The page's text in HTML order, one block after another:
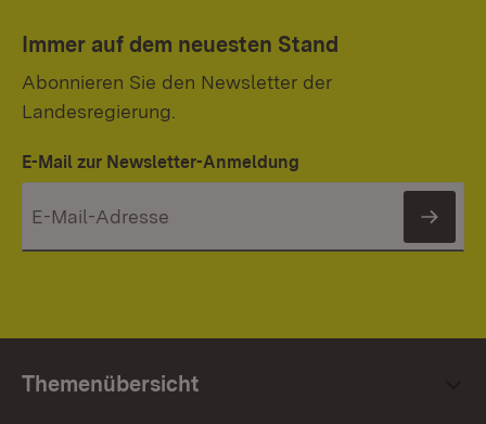
Immer auf dem neuesten Stand
Abonnieren Sie den Newsletter der
Landesregierung.
E-Mail zur Newsletter-Anmeldung
Themenübersicht